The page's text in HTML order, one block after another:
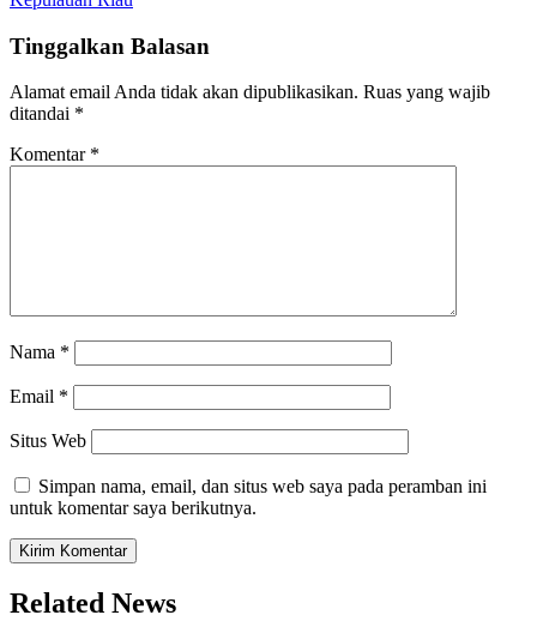
Tinggalkan Balasan
Alamat email Anda tidak akan dipublikasikan. Ruas yang wajib
ditandai *
Komentar *
Nama *
Email *
Situs Web
Simpan nama, email, dan situs web saya pada peramban ini
untuk komentar saya berikutnya.
Related News